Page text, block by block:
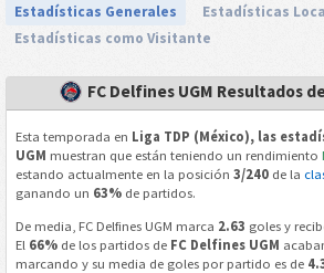
Estadísticas Generales
Estadísticas
Estadísticas como Visitante
FC Delfines UGM Resultados
Esta temporada en Liga TDP (México), las
UGM muestran que están teniendo un rendimiento
estando actualmente en la posición 3/240de la
ganando un 63%de partidos.
De media, FC Delfines UGM marca 2.63 goles y
El 66%de los partidos de FC Delfines UGM
marcando y su media de goles por partido es de